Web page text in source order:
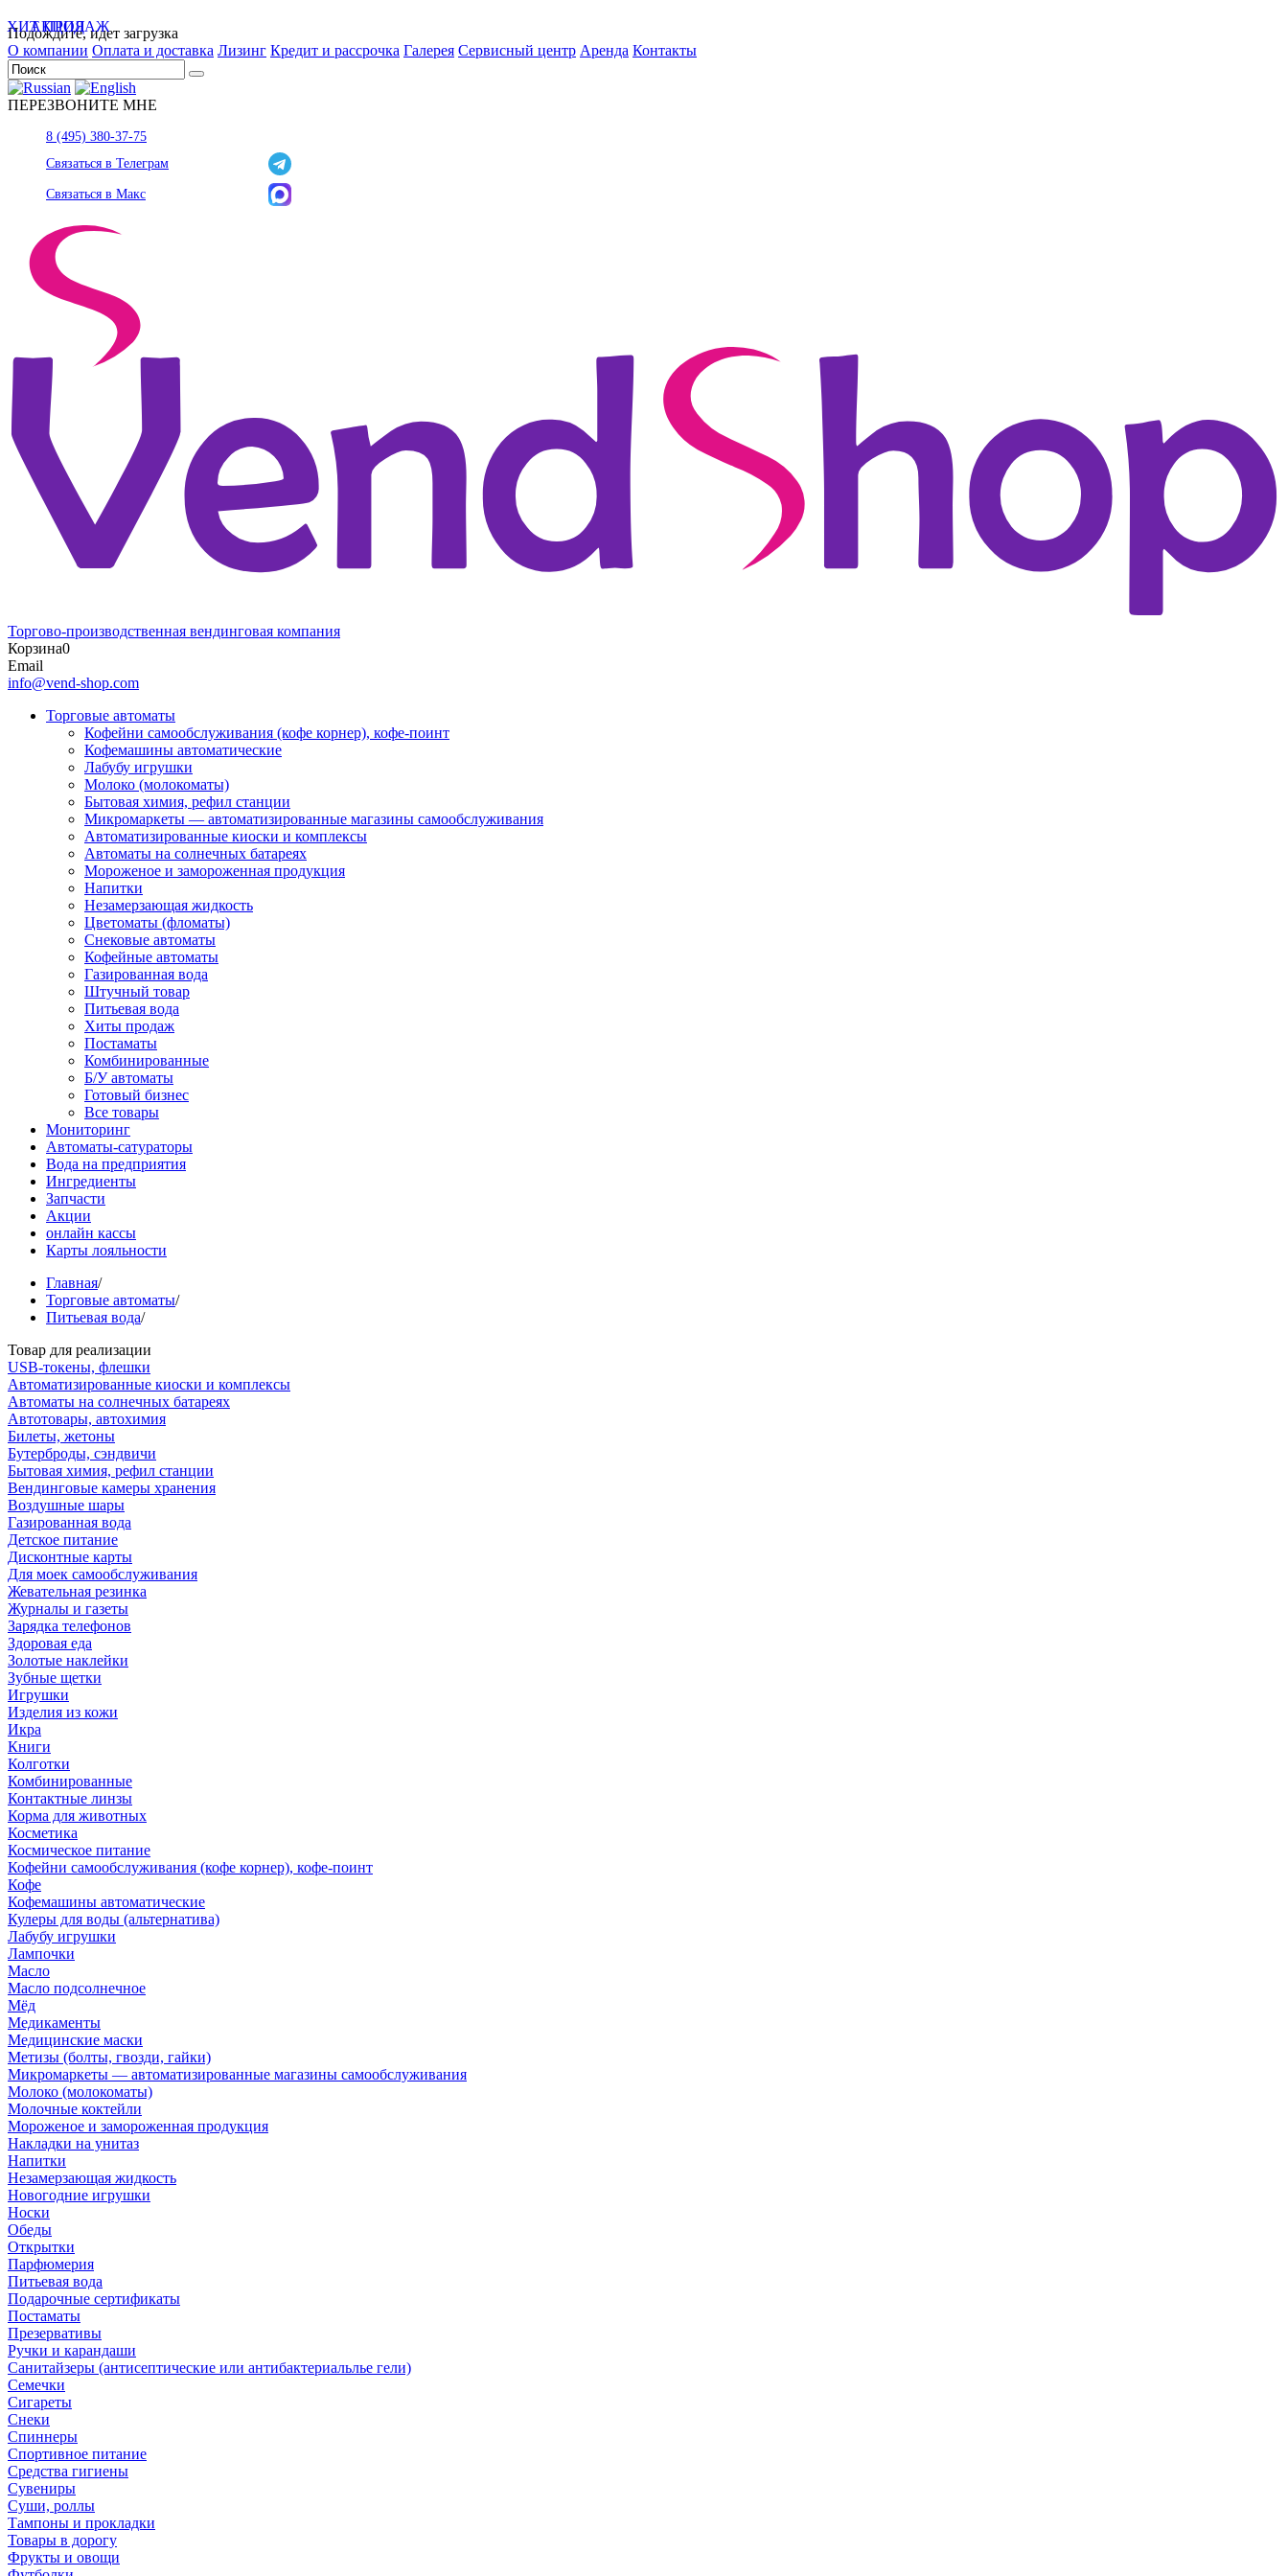
Подождите, идет загрузка
О компании Оплата и доставка Лизинг Кредит и рассрочка Галерея Сервисный центр Аренда Контакты
ПЕРЕЗВОНИТЕ МНЕ
8 (495) 380-37-75
Связаться в Телеграм
Связаться в Макс
Торгово-производственная вендинговая компания
Корзина0
Email
info@vend-shop.com
Торговые автоматы
Кофейни самообслуживания (кофе корнер), кофе-поинт
Кофемашины автоматические
Лабубу игрушки
Молоко (молокоматы)
Бытовая химия, рефил станции
Микромаркеты — автоматизированные магазины самообслуживания
Автоматизированные киоски и комплексы
Автоматы на солнечных батареях
Мороженое и замороженная продукция
Напитки
Незамерзающая жидкость
Цветоматы (фломаты)
Снековые автоматы
Кофейные автоматы
Газированная вода
Штучный товар
Питьевая вода
Хиты продаж
Постаматы
Комбинированные
Б/У автоматы
Готовый бизнес
Все товары
Мониторинг
Автоматы-сатураторы
Вода на предприятия
Ингредиенты
Запчасти
Акции
онлайн кассы
Карты лояльности
Главная/
Торговые автоматы/
Питьевая вода/
Товар для реализации
USB-токены, флешки
Автоматизированные киоски и комплексы
Автоматы на солнечных батареях
Автотовары, автохимия
Билеты, жетоны
Бутерброды, сэндвичи
Бытовая химия, рефил станции
Вендинговые камеры хранения
Воздушные шары
Газированная вода
Детское питание
Дисконтные карты
Для моек самообслуживания
Жевательная резинка
Журналы и газеты
Зарядка телефонов
Здоровая еда
Золотые наклейки
Зубные щетки
Игрушки
Изделия из кожи
Икра
Книги
Колготки
Комбинированные
Контактные линзы
Корма для животных
Косметика
Космическое питание
Кофейни самообслуживания (кофе корнер), кофе-поинт
Кофе
Кофемашины автоматические
Кулеры для воды (альтернатива)
Лабубу игрушки
Лампочки
Масло
Масло подсолнечное
Мёд
Медикаменты
Медицинские маски
Метизы (болты, гвозди, гайки)
Микромаркеты — автоматизированные магазины самообслуживания
Молоко (молокоматы)
Молочные коктейли
Мороженое и замороженная продукция
Накладки на унитаз
Напитки
Незамерзающая жидкость
Новогодние игрушки
Носки
Обеды
Открытки
Парфюмерия
Питьевая вода
Подарочные сертификаты
Постаматы
Презервативы
Ручки и карандаши
Санитайзеры (антисептические или антибактериальлье гели)
Семечки
Сигареты
Снеки
Спиннеры
Спортивное питание
Средства гигиены
Сувениры
Суши, роллы
Тампоны и прокладки
Товары в дорогу
Фрукты и овощи
ХИТ ПРОДАЖ
АКЦИЯ